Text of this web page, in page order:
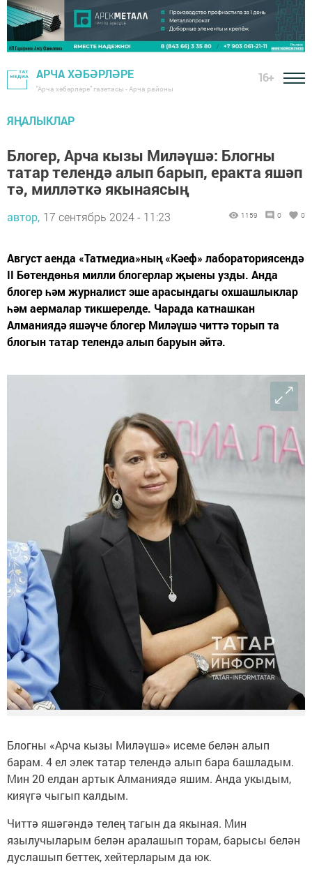
АРЧА ХӘБӘРЛӘРЕ
"Арча хәбәрләре" газетасы - Арча районы
16+
ЯҢАЛЫКЛАР
Блогер, Арча кызы Миләүшә: Блогны
татар телендә алып барып, еракта яшәп
тә, милләткә якынаясың
автор, 17 сентябрь 2024 - 11:23 1159 0 0
Август аенда «Татмедиа»ның «Кәеф» лабораториясендә
II Бөтендөнья милли блогерлар җыены узды. Анда
блогер һәм журналист эше арасындагы охшашлыклар
һәм аермалар тикшерелде. Чарада катнашкан
Алманиядә яшәүче блогер Миләүшә читтә торып та
блогын татар телендә алып баруын әйтә.
Блогны «Арча кызы Миләүшә» исеме белән алып
барам. 4 ел элек татар телендә алып бара башладым.
Мин 20 елдан артык Алманиядә яшим. Анда укыдым,
кияүгә чыгып калдым.
Читтә яшәгәндә телең тагын да якыная. Мин
язылучыларым белән аралашып торам, барысы белән
дуслашып беттек, хейтерларым да юк.